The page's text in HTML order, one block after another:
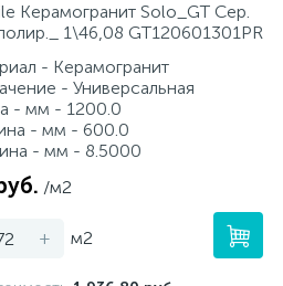
Керамогранит Solo_GT Сер.
1\46,08 GT120601301PR
- Керамогранит
- Универсальная
- мм - 1200.0
- мм - 600.0
- мм - 8.5000
/м2
+ м2